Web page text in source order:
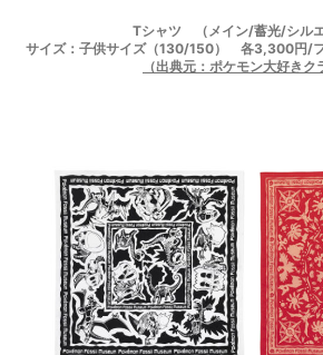
Tシャツ （メイン/蓄光/シルエ
サイズ：子供サイズ（130/150） 各3,300円/
（出典元：ポケモン大好きク